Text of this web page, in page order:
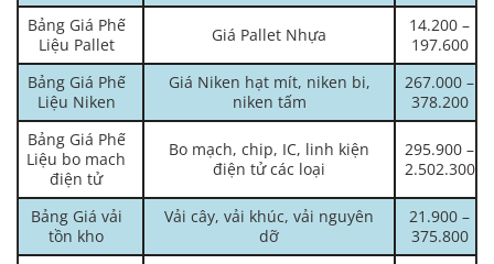
Bảng Giá Phế
Liệu Pallet
Giá Pallet Nhựa
14.200 –
197.600
Bảng Giá Phế
Liệu Niken
Giá Niken hạt mít, niken bi,
niken tấm
267.000 –
378.200
Bảng Giá Phế
Liệu bo mach
điện tử
Bo mạch, chip, IC, linh kiện
điện tử các loại
295.900 –
2.502.300
Bảng Giá vải
tồn kho
Vải cây, vải khúc, vải nguyên
dỡ
21.900 –
375.800